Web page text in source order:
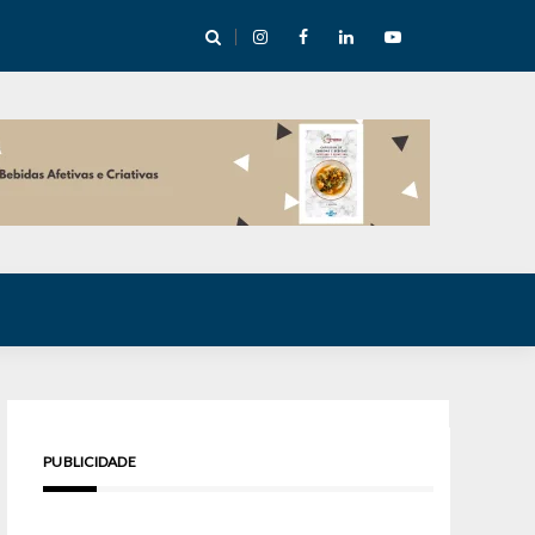
abre mentoria de storytelling com 10 vagas
PUBLICIDADE